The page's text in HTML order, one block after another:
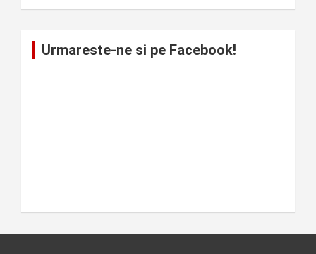
Urmareste-ne si pe Facebook!